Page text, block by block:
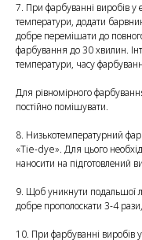
7. При фарбуванні виробів у
температури, додати
добре перемішати до
фарбування до 30 хвилин.
температури, часу
Для рівномірного
постійно помішувати.
8. Низькотемпературний
«Tie-dye». Для цього
наносити на підготовлений
9. Щоб уникнути подальшої
добре прополоскати 3-4
10. При фарбуванні